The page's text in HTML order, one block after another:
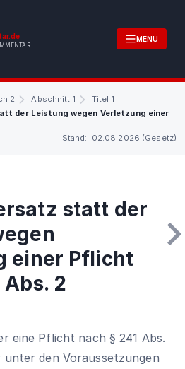
MENU
2 Abschnitt 1
Titel 1
der Leistung wegen Verletzung einer
Stand: 02.08.2026 (Gesetz)
statt der
einer Pflicht
Abs. 2
eine Pflicht nach § 241 Abs.
unter den Voraussetzungen